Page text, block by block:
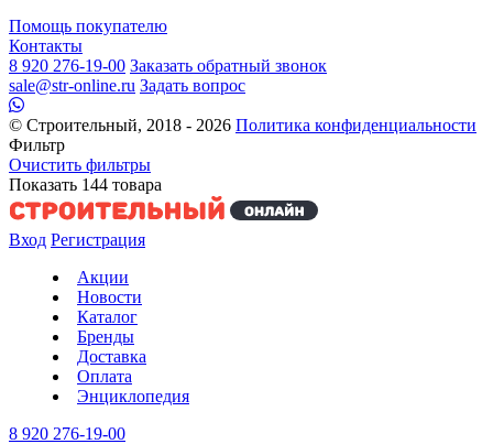
Помощь покупателю
Контакты
8 920 276-19-00 Заказать обратный звонок
sale@str-online.ru Задать вопрос
© Строительный, 2018 - 2026 Политика конфиденциальности
Фильтр
Очистить фильтры
Показать 144 товара
Вход Регистрация
Акции
Новости
Каталог
Бренды
Доставка
Оплата
Энциклопедия
8 920 276-19-00